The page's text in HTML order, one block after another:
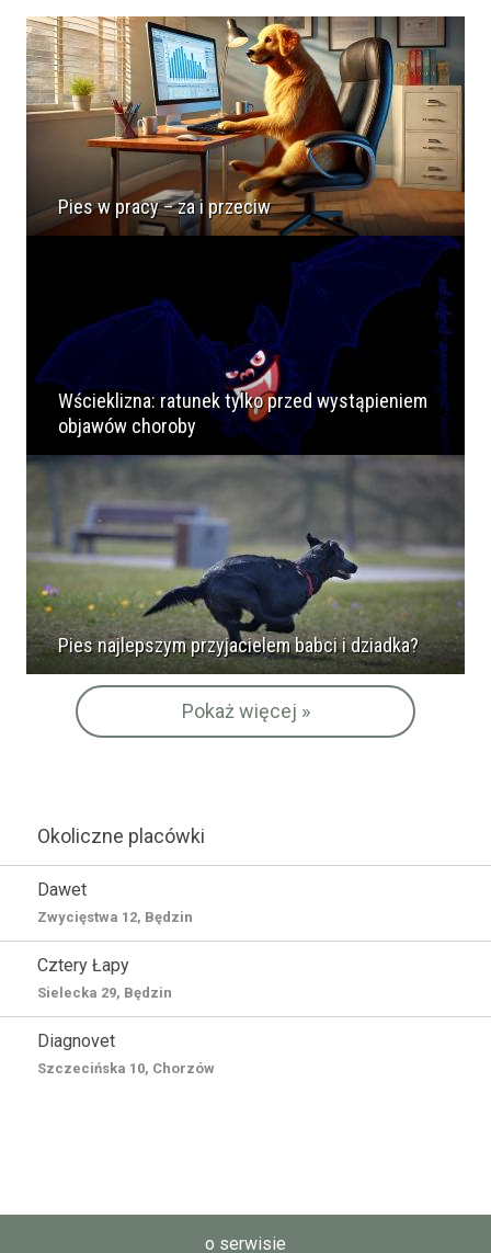
Pies w pracy – za i przeciw
Wścieklizna: ratunek tylko przed wystąpieniem
objawów choroby
Pies najlepszym przyjacielem babci i dziadka?
Pokaż więcej »
Okoliczne placówki
Dawet
Zwycięstwa 12, Będzin
Cztery Łapy
Sielecka 29, Będzin
Diagnovet
Szczecińska 10, Chorzów
o serwisie